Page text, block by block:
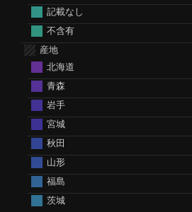
記載なし
不含有
産地
北海道
青森
岩手
宮城
秋田
山形
福島
茨城